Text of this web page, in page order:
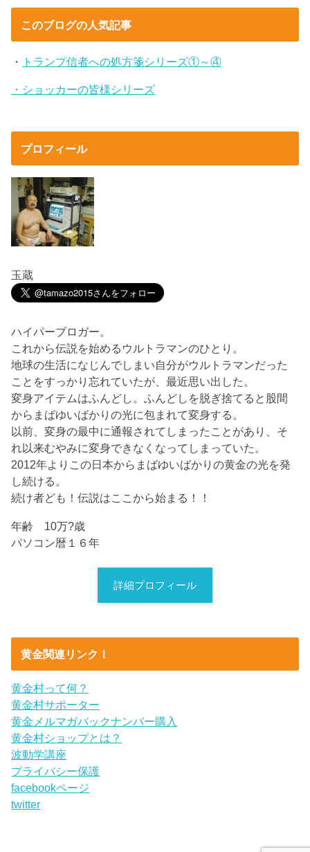
このブログの人気記事
・ トランプ信者への処方箋シリーズ①～④
・ショッカーの皆様シリーズ
プロフィール
玉蔵
ハイパーブロガー。
これから伝説を始めるウルトラマンのひとり。
地球の生活になじんでしまい自分がウルトラマンだった
ことをすっかり忘れていたが、最近思い出した。
変身アイテムはふんどし。ふんどしを脱ぎ捨てると股間
からまばゆいばかりの光に包まれて変身する。
以前、変身の最中に通報されてしまったことがあり、そ
れ以来むやみに変身できなくなってしまっていた。
2012年よりこの日本からまばゆいばかりの黄金の光を発
し続ける。
続け者ども！伝説はここから始まる！！
年齢 10万?歳
パソコン暦１６年
詳細プロフィール
黄金関連リンク！
黄金村って何？
黄金村サポーター
黄金メルマガバックナンバー購入
黄金村ショップとは？
波動学講座
プライバシー保護
facebookページ
twitter